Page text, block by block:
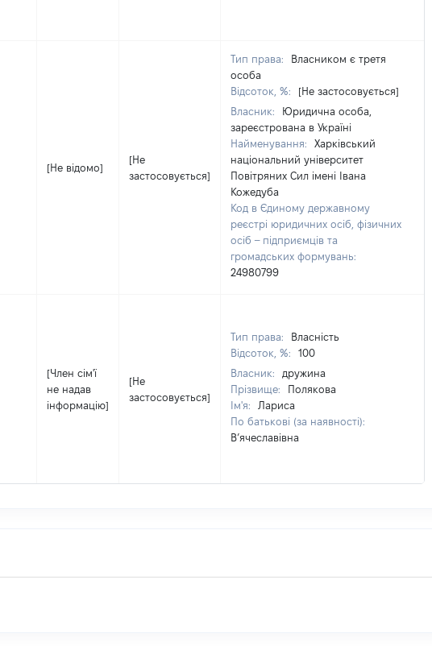
[Не відомо]
[Не
застосовується]
Тип права:
Власником є третя
особа
Відсоток, %:
[Не застосовується]
Власник:
Юридична особа,
зареєстрована в Україні
Найменування:
Харківський
національний університет
Повітряних Сил імені Івана
Кожедуба
Код в Єдиному державному
реєстрі юридичних осіб, фізичних
осіб – підприємців та
громадських формувань:
24980799
[Член сім'ї
не надав
інформацію]
[Не
застосовується]
Тип права:
Власність
Відсоток, %:
100
Власник:
дружина
Прізвище:
Полякова
Ім'я:
Лариса
По батькові (за наявності):
В’ячеславівна